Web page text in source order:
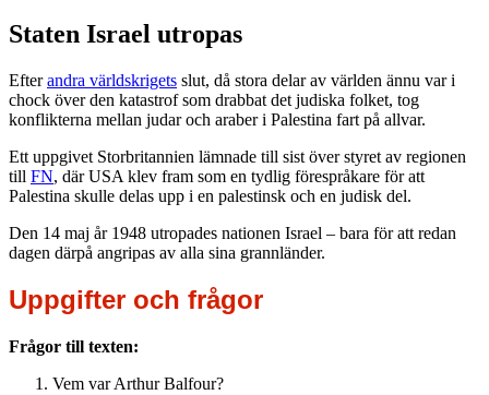
Staten Israel utropas
Efterandra världskrigets slut, då stora delar av världen ännu var i
chock över den katastrof som drabbat det judiska folket, tog
konflikterna mellan judar och araber i Palestina fart på allvar.
Ett uppgivet Storbritannien lämnade till sist över styret av regionen
till FN, där USA klev fram som en tydlig förespråkare för att
Palestina skulle delas upp i en palestinsk och en judisk del.
Den 14 maj år 1948 utropades nationen Israel – bara för att redan
dagen därpå angripas av alla sina grannländer.
Uppgifter och frågor
Frågor till texten:
Vem var Arthur Balfour?